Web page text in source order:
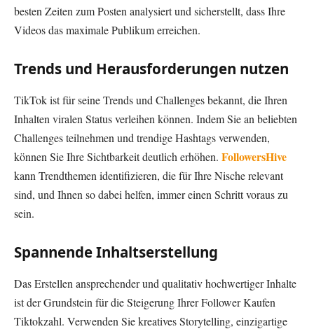
besten Zeiten zum Posten analysiert und sicherstellt, dass Ihre
Videos das maximale Publikum erreichen.
Trends und Herausforderungen nutzen
TikTok ist für seine Trends und Challenges bekannt, die Ihren
Inhalten viralen Status verleihen können. Indem Sie an beliebten
Challenges teilnehmen und trendige Hashtags verwenden,
können Sie Ihre Sichtbarkeit deutlich erhöhen. FollowersHive
kann Trendthemen identifizieren, die für Ihre Nische relevant
sind, und Ihnen so dabei helfen, immer einen Schritt voraus zu
sein.
Spannende Inhaltserstellung
Das Erstellen ansprechender und qualitativ hochwertiger Inhalte
ist der Grundstein für die Steigerung Ihrer Follower Kaufen
Tiktokzahl. Verwenden Sie kreatives Storytelling, einzigartige